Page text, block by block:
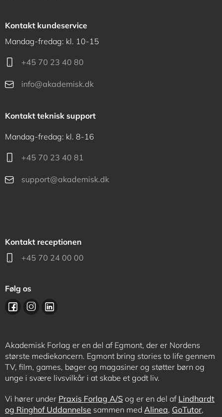
Kontakt kundeservice
Mandag-fredag: kl. 10-15
+45 70 23 40 80
info@akademisk.dk
Kontakt teknisk support
Mandag-fredag: kl. 8-16
+45 70 23 40 81
support@akademisk.dk
Kontakt receptionen
+45 70 24 00 00
Følg os
Akademisk Forlag er en del af Egmont, der er Nordens
største mediekoncern. Egmont bring stories to life gennem
TV, film, games, bøger og magasiner og støtter børn og
unge i svære livsvilkår i at skabe et godt liv.
Vi hører under Praxis Forlag A/S og er en del af Lindhardt
og Ringhof Uddannelse sammen med Alinea, GoTutor,